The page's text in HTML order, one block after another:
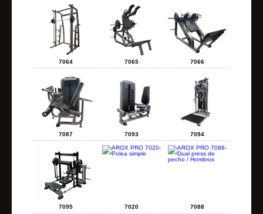
7064 7065 7066
7087 7093 7094
7095 7020 7088